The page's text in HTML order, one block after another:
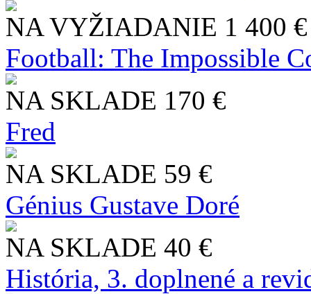
NA VYŽIADANIE 1 400 €
Football: The Impossible
NA SKLADE 170 €
Fred
NA SKLADE 59 €
Génius Gustave Doré
NA SKLADE 40 €
História, 3. doplnené a